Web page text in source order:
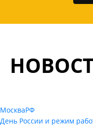
МоскваРФ
День России и режим